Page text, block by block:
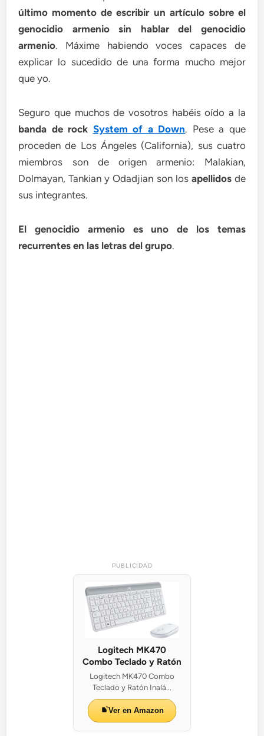
último momento de escribir un artículo sobre el
genocidio armenio sin hablar del genocidio
armenio. Máxime habiendo voces capaces de
explicar lo sucedido de una forma mucho mejor
que yo.
Seguro que muchos de vosotros habéis oído a la
banda de rock System of a Down. Pese a que
proceden de Los Ángeles (California), sus cuatro
miembros son de origen armenio: Malakian,
Dolmayan, Tankian y Odadjian son los apellidosde
sus integrantes.
El genocidio armenio es uno de los temas
recurrentes en las letras del grupo.
PUBLICIDAD
Logitech MK470
Combo Teclado y Ratón
Logitech MK470 Combo
Teclado y Ratón Inalá...
Ver en Amazon